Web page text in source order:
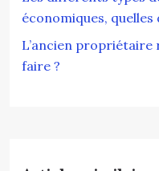
économiques, quelles
L’ancien propriétaire
faire ?